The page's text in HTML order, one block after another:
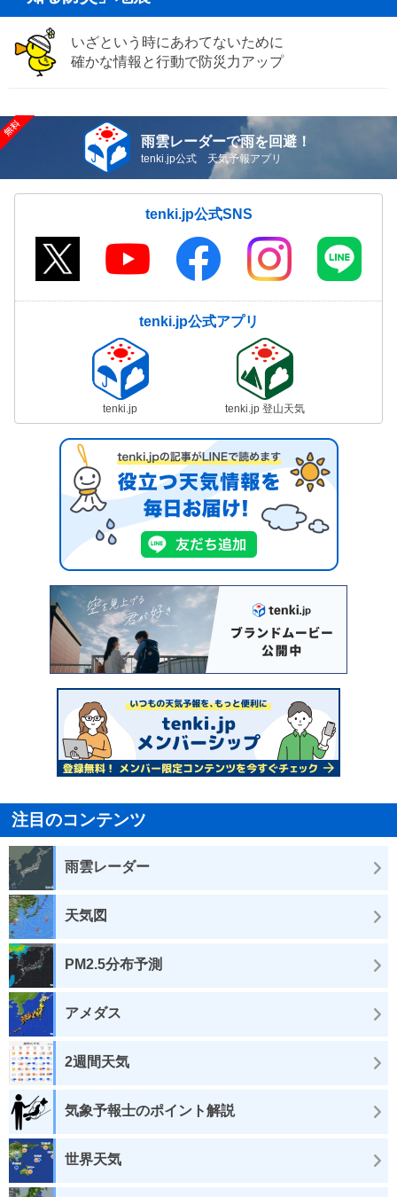
いざという時にあわてないために
確かな情報と行動で防災力アップ
雨雲レーダーで雨を回避！
tenki.jp公式 天気予報アプリ
tenki.jp公式SNS
tenki.jp公式アプリ
tenki.jp tenki.jp 登山天気
注目のコンテンツ
雨雲レーダー
天気図
PM2.5分布予測
アメダス
2週間天気
気象予報士のポイント解説
世界天気